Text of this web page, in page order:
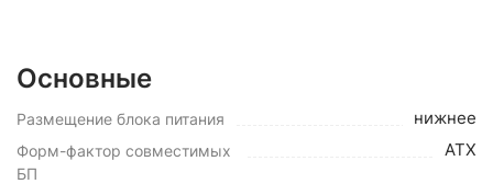
Основные
Размещение блока питания нижнее
Форм-фактор совместимых
БП
ATX